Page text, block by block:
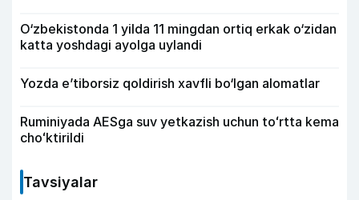
O‘zbekistonda 1 yilda 11 mingdan ortiq erkak o‘zidan
katta yoshdagi ayolga uylandi
Yozda e’tiborsiz qoldirish xavfli bo‘lgan alomatlar
Ruminiyada AESga suv yetkazish uchun toʻrtta kema
choʻktirildi
Tavsiyalar